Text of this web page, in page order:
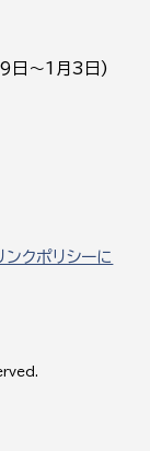
日～1月3日)
ンクポリシーに